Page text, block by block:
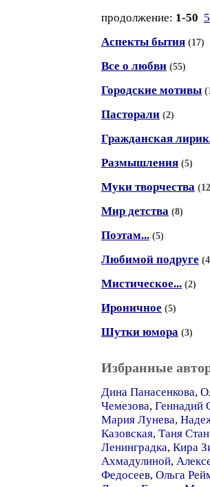
продолжение: 1-50
Аспекты бытия (17)
Все о любви (55)
Городские мотивы
Пасторали (2)
Гражданская
Размышления (5)
Муки творчества
Мир детства (8)
Поэтам... (5)
Любимой подруге
Мистическое... (2)
Ироничное (5)
Шутки юмора (3)
Избранные
Дина Панасенкова,
Чемезова, Геннадий
Мария Лунева,
Казовская, Таня
Ленинградка, Кира
Ахмадулиной,
Федосеев, Ольга